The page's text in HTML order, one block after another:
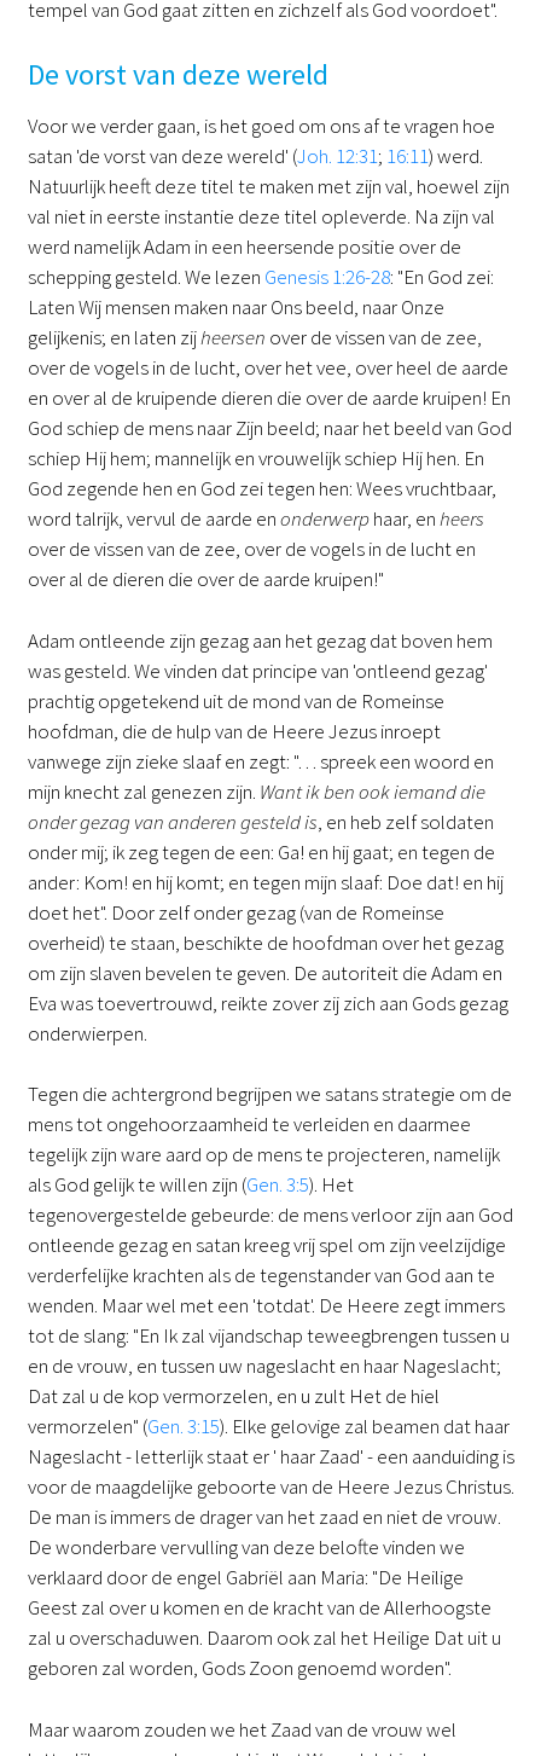
tempel van God gaat zitten en zichzelf als God voordoet".
De vorst van deze wereld
Voor we verder gaan, is het goed om ons af te vragen hoe
satan 'de vorst van deze wereld' (Joh. 12:31; 16:11) werd.
Natuurlijk heeft deze titel te maken met zijn val, hoewel zijn
val niet in eerste instantie deze titel opleverde. Na zijn val
werd namelijk Adam in een heersende positie over de
schepping gesteld. We lezen Genesis 1:26-28: "En God zei:
Laten Wij mensen maken naar Ons beeld, naar Onze
gelijkenis; en laten zijheersen over de vissen van de zee,
over de vogels in de lucht, over het vee, over heel de aarde
en over al de kruipende dieren die over de aarde kruipen! En
God schiep de mens naar Zijn beeld; naar het beeld van God
schiep Hij hem; mannelijk en vrouwelijk schiep Hij hen. En
God zegende hen en God zei tegen hen: Wees vruchtbaar,
word talrijk, vervul de aarde enonderwerphaar, enheers
over de vissen van de zee, over de vogels in de lucht en
over al de dieren die over de aarde kruipen!"
Adam ontleende zijn gezag aan het gezag dat boven hem
was gesteld. We vinden dat principe van 'ontleend gezag'
prachtig opgetekend uit de mond van de Romeinse
hoofdman, die de hulp van de Heere Jezus inroept
vanwege zijn zieke slaaf en zegt: "… spreek een woord en
mijn knecht zal genezen zijn. Want ik ben ook iemand die
onder gezag van anderen gesteld is, en heb zelf soldaten
onder mij; ik zeg tegen de een: Ga! en hij gaat; en tegen de
ander: Kom! en hij komt; en tegen mijn slaaf: Doe dat! en hij
doet het". Door zelf onder gezag (van de Romeinse
overheid) te staan, beschikte de hoofdman over het gezag
om zijn slaven bevelen te geven. De autoriteit die Adam en
Eva was toevertrouwd, reikte zover zij zich aan Gods gezag
onderwierpen.
Tegen die achtergrond begrijpen we satans strategie om de
mens tot ongehoorzaamheid te verleiden en daarmee
tegelijk zijn ware aard op de mens te projecteren, namelijk
als God gelijk te willen zijn (Gen. 3:5). Het
tegenovergestelde gebeurde: de mens verloor zijn aan God
ontleende gezag en satan kreeg vrij spel om zijn veelzijdige
verderfelijke krachten als de tegenstander van God aan te
wenden. Maar wel met een 'totdat'. De Heere zegt immers
tot de slang: "En Ik zal vijandschap teweegbrengen tussen u
en de vrouw, en tussen uw nageslacht en haar Nageslacht;
Dat zal u de kop vermorzelen, en u zult Het de hiel
vermorzelen" (Gen. 3:15). Elke gelovige zal beamen dat haar
Nageslacht - letterlijk staat er ' haar Zaad' - een aanduiding is
voor de maagdelijke geboorte van de Heere Jezus Christus.
De man is immers de drager van het zaad en niet de vrouw.
De wonderbare vervulling van deze belofte vinden we
verklaard door de engel Gabriël aan Maria: "De Heilige
Geest zal over u komen en de kracht van de Allerhoogste
zal u overschaduwen. Daarom ook zal het Heilige Dat uit u
geboren zal worden, Gods Zoon genoemd worden".
Maar waarom zouden we het Zaad van de vrouw wel